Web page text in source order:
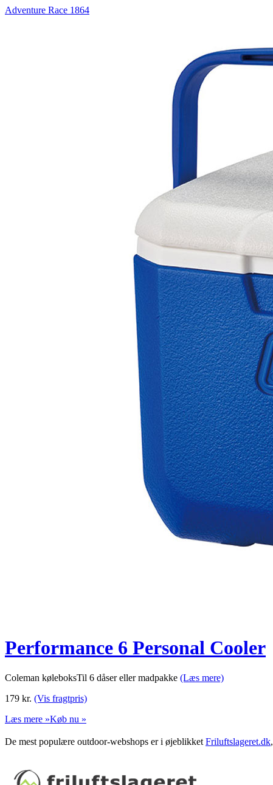
Adventure Race 1864
Performance 6 Personal Cooler
Coleman køleboksTil 6 dåser eller madpakke (Læs mere)
179 kr. (Vis fragtpris)
Læs mere »Køb nu »
De mest populære outdoor-webshops er i øjeblikket Friluftslageret.dk,